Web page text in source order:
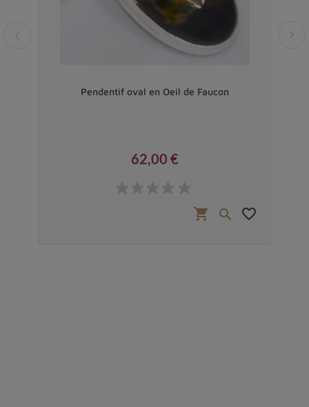
Pendentif oval en Oeil de Faucon
62,00 €
shopping_cart  favorite_border